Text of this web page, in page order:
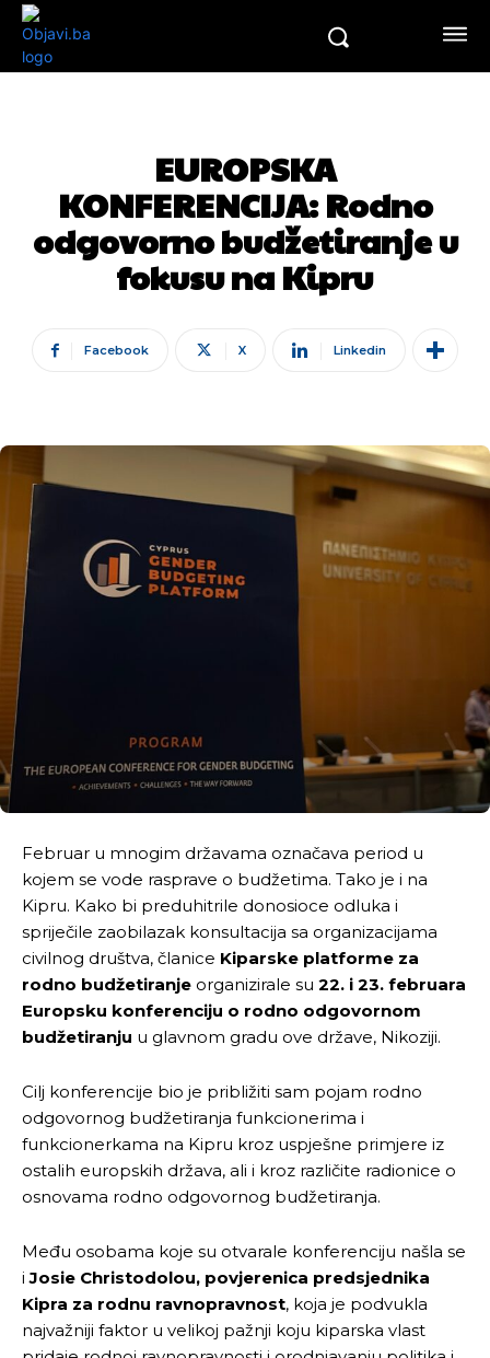
EUROPSKA
KONFERENCIJA: Rodno
odgovorno budžetiranje u
fokusu na Kipru
Facebook X Linkedin
Februar u mnogim državama označava period u
kojem se vode rasprave o budžetima. Tako je i na
Kipru. Kako bi preduhitrile donosioce odluka i
spriječile zaobilazak konsultacija sa organizacijama
civilnog društva, članice Kiparske platforme za
rodno budžetiranje organizirale su 22. i 23. februara
Europsku konferenciju o rodno odgovornom
budžetiranju u glavnom gradu ove države, Nikoziji.
Cilj konferencije bio je približiti sam pojam rodno
odgovornog budžetiranja funkcionerima i
funkcionerkama na Kipru kroz uspješne primjere iz
ostalih europskih država, ali i kroz različite radionice o
osnovama rodno odgovornog budžetiranja.
Među osobama koje su otvarale konferenciju našla se
iJosie Christodolou, povjerenica predsjednika
Kipra za rodnu ravnopravnost, koja je podvukla
najvažniji faktor u velikoj pažnji koju kiparska vlast